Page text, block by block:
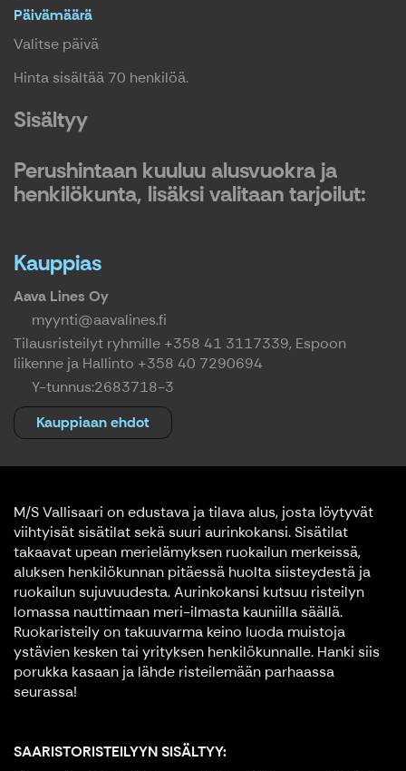
Päivämäärä
Valitse päivä
Hinta sisältää 70 henkilöä.
Sisältyy
Perushintaan kuuluu alusvuokra ja
henkilökunta, lisäksi valitaan tarjoilut:
Kauppias
Aava Lines Oy
myynti@aavalines.fi
Tilausristeilyt ryhmille +358 41 3117339, Espoon
liikenne ja Hallinto +358 40 7290694
Y-tunnus:2683718-3
Kauppiaan ehdot
M/S Vallisaari on edustava ja tilava alus, josta löytyvät
viihtyisät sisätilat sekä suuri aurinkokansi. Sisätilat
takaavat upean merielämyksen ruokailun merkeissä,
aluksen henkilökunnan pitäessä huolta siisteydestä ja
ruokailun sujuvuudesta. Aurinkokansi kutsuu risteilyn
lomassa nauttimaan meri-ilmasta kauniilla säällä.
Ruokaristeily on takuuvarma keino luoda muistoja
ystävien kesken tai yrityksen henkilökunnalle. Hanki siis
porukka kasaan ja lähde risteilemään parhaassa
seurassa!
SAARISTORISTEILYYN SISÄLTYY: